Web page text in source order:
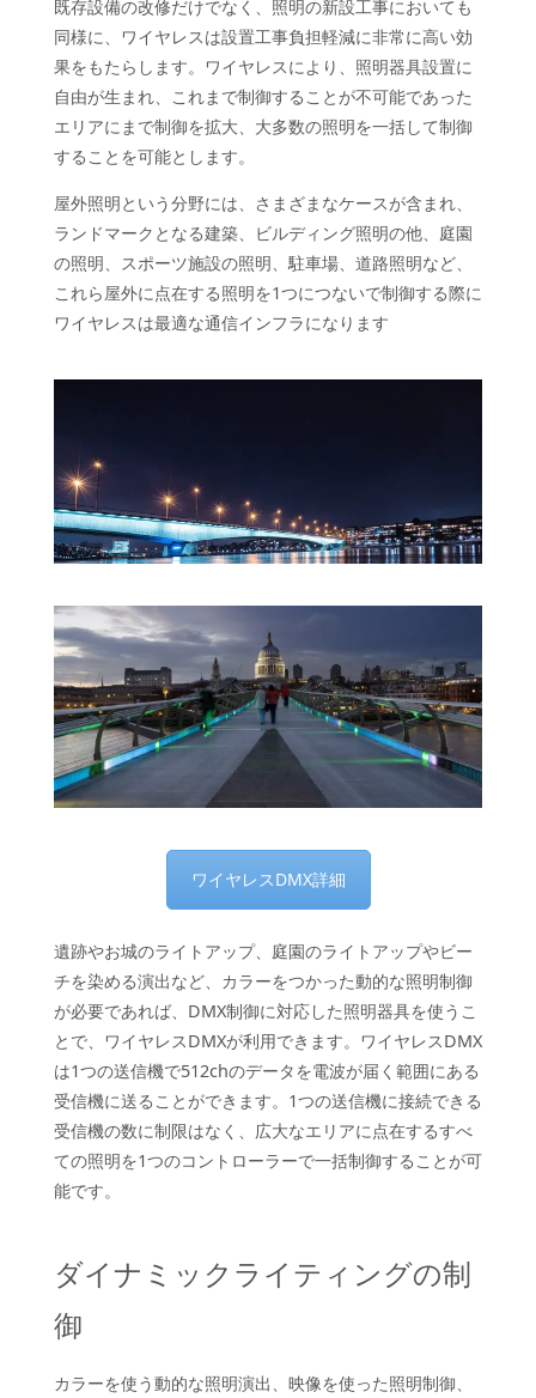
既存設備の改修だけでなく、照明の新設工事においても
同様に、ワイヤレスは設置工事負担軽減に非常に高い効
果をもたらします。ワイヤレスにより、照明器具設置に
自由が生まれ、これまで制御することが不可能であった
エリアにまで制御を拡大、大多数の照明を一括して制御
することを可能とします。
屋外照明という分野には、さまざまなケースが含まれ、
ランドマークとなる建築、ビルディング照明の他、庭園
の照明、スポーツ施設の照明、駐車場、道路照明など、
これら屋外に点在する照明を1つにつないで制御する際に
ワイヤレスは最適な通信インフラになります
ワイヤレスDMX詳細
遺跡やお城のライトアップ、庭園のライトアップやビー
チを染める演出など、カラーをつかった動的な照明制御
が必要であれば、DMX制御に対応した照明器具を使うこ
とで、ワイヤレスDMXが利用できます。ワイヤレスDMX
は1つの送信機で512chのデータを電波が届く範囲にある
受信機に送ることができます。1つの送信機に接続できる
受信機の数に制限はなく、広大なエリアに点在するすべ
ての照明を1つのコントローラーで一括制御することが可
能です。
ダイナミックライティングの制
御
カラーを使う動的な照明演出、映像を使った照明制御、